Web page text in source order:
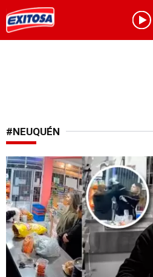
#NEUQUÉN
Conflicto comercial